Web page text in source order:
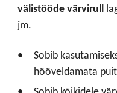
välistööde värvirull
jm.
Sobib
hööveldamata